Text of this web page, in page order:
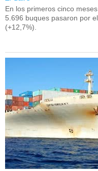
En los primeros cinco meses
5.696 buques pasaron por
(+12,7%).